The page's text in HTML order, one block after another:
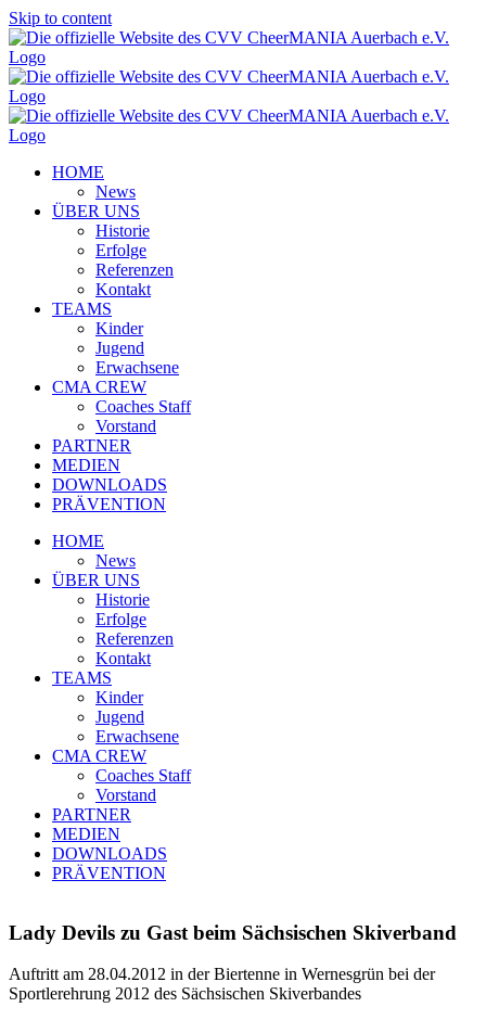
Skip to content
HOME
News
ÜBER UNS
Historie
Erfolge
Referenzen
Kontakt
TEAMS
Kinder
Jugend
Erwachsene
CMA CREW
Coaches Staff
Vorstand
PARTNER
MEDIEN
DOWNLOADS
PRÄVENTION
HOME
News
ÜBER UNS
Historie
Erfolge
Referenzen
Kontakt
TEAMS
Kinder
Jugend
Erwachsene
CMA CREW
Coaches Staff
Vorstand
PARTNER
MEDIEN
DOWNLOADS
PRÄVENTION
Lady Devils zu Gast beim Sächsischen Skiverband
Auftritt am 28.04.2012 in der Biertenne in Wernesgrün bei der
Sportlerehrung 2012 des Sächsischen Skiverbandes